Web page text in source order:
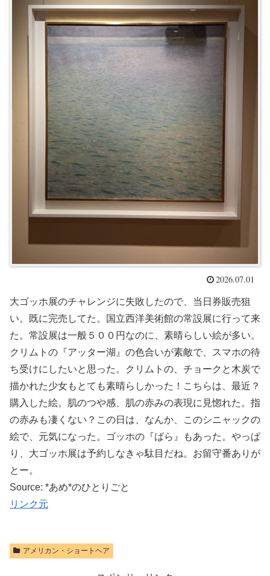
2026.07.01
大ゴッホ展のチャレンジに失敗したので、当日券販売狙
い。既に完売してた。国立西洋美術館の常設展に行って来
た。常設展は一般５００円なのに、素晴らしい絵が多い。
クリムトの『アッター湖』の色合いが素敵で、スマホの待
ち受けにしたいと思った。クリムトの、チョークと木炭で
描かれた少女もとても素晴らしかった！こちらは、最近？
購入した絵。肌のつや感、肌の赤みの表現に見惚れた。指
の赤みも凄くない？この日は、なんか、このシニャックの
絵で、元気になった。ゴッホの『ばら』もあった。やっぱ
り、大ゴッホ展は予約しなきゃ駄目だね。お留守番ありが
とー。
Source: *あめ*のひとりごと
リンク元
アメリカン・ショートヘア